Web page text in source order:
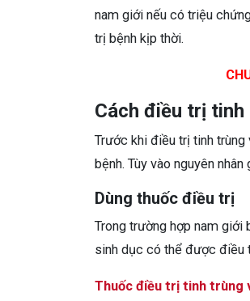
nam giới nếu có triệu
trị bệnh kịp thời.
Cách điều trị
Trước khi điều trị tinh
bệnh. Tùy vào nguyên
Dùng thuốc điều trị
Trong trường hợp nam giới
sinh dục có thể được điều
Thuốc điều trị tinh trùng